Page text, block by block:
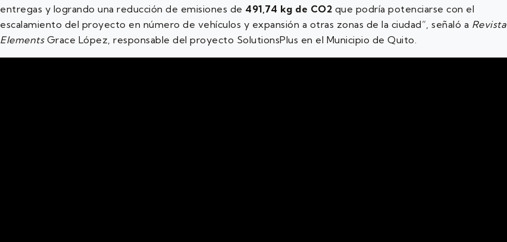
entregas y logrando una reducción de emisiones de 491,74 kg de CO2 que podría potenciarse con el
escalamiento del proyecto en número de vehículos y expansión a otras zonas de la ciudad”, señaló a Revista
ElementsGrace López, responsable del proyecto SolutionsPlus en el Municipio de Quito.